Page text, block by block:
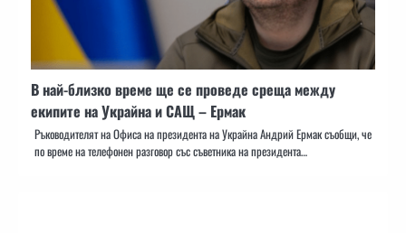
В най-близко време ще се проведе среща между
екипите на Украйна и САЩ – Ермак
Ръководителят на Офиса на президента на Украйна Андрий Ермак съобщи, че
по време на телефонен разговор със съветника на президента…